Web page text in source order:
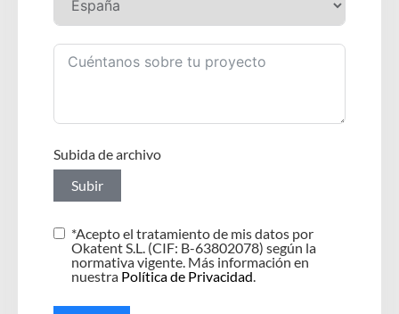
Subida de archivo
Subir
*Acepto el tratamiento de mis datos por
Okatent S.L. (CIF: B-63802078) según la
normativa vigente. Más información en
nuestra Política de Privacidad